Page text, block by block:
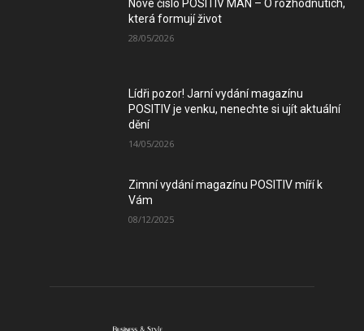
Nové číslo POSITIV MAN – O rozhodnutích,
která formují život
28/05/2026
Lídři pozor! Jarní vydání magazínu
POSITIV je venku, nenechte si ujít aktuální
dění
14/05/2026
Zimní vydání magazínu POSITIV míří k
Vám
08/12/2025